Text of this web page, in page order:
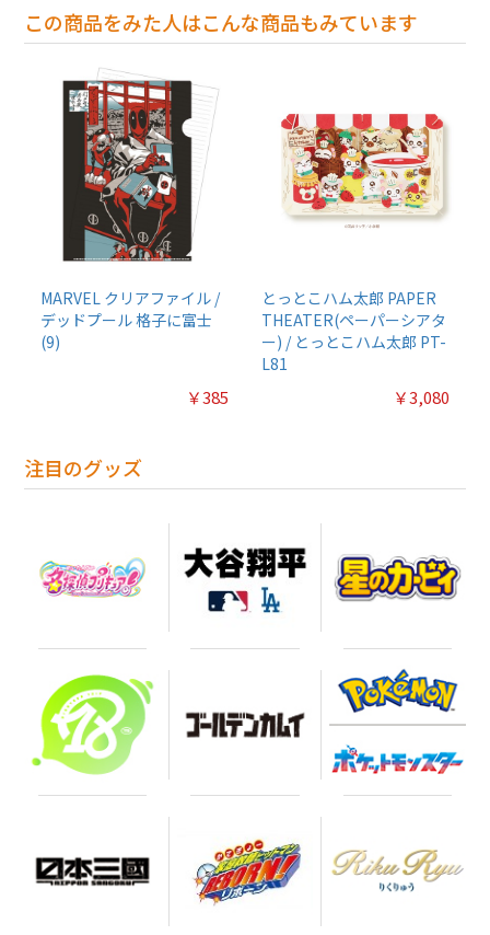
この商品をみた人はこんな商品もみています
MARVEL クリアファイル /
デッドプール 格子に富士
(9)
￥385
とっとこハム太郎 PAPER
THEATER(ペーパーシアタ
ー) / とっとこハム太郎 PT-
L81
￥3,080
注目のグッズ